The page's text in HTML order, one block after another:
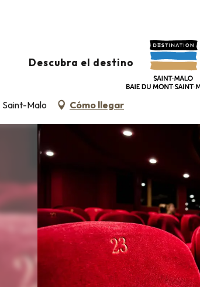
Descubra el destino
Saint-Malo Cómo llegar